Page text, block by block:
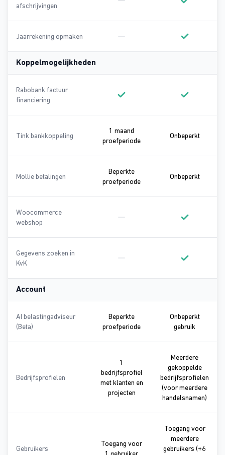
afschrijvingen
Jaarrekening opmaken
Koppelmogelijkheden
Rabobank factuur
financiering
Tink bankkoppeling
1 maand
proefperiode1 maand proefperiode
Onbeperkt
Mollie betalingen
Beperkte
proefperiodeBeperkte proefperiode
Onbeperkt
Woocommerce
webshop
Gegevens zoeken in
KvK
Account
AI belastingadviseur
(Beta)
Beperkte
proefperiodeBeperkte proefperiode
Onbeperkt
gebruik
Bedrijfsprofielen
1
bedrijfsprofiel
met klanten en
projecten1 bedrijfsprofiel met klanten
Meerdere
gekoppelde
bedrijfsprofielen
(voor meerdere
handelsnamen)
Gebruikers
Toegang voor
Toegang voor 1 gebruiker
Toegang voor
meerdere
gebruikers (+6